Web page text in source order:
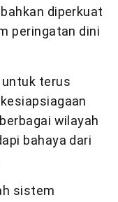
diperkuat
peringatan dini
terus
wilayah
bahaya dari
sistem